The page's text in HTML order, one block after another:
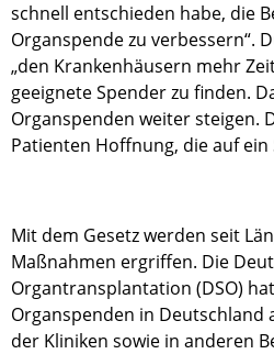
schnell entschieden habe, die
Organspende zu verbessern“.
„den Krankenhäusern mehr
geeignete Spender zu finden.
Organspenden weiter steigen.
Patienten Hoffnung, die auf
Mit dem Gesetz werden seit
Maßnahmen ergriffen. Die
Organtransplantation (DSO)
Organspenden in Deutschland
der Kliniken sowie in anderen